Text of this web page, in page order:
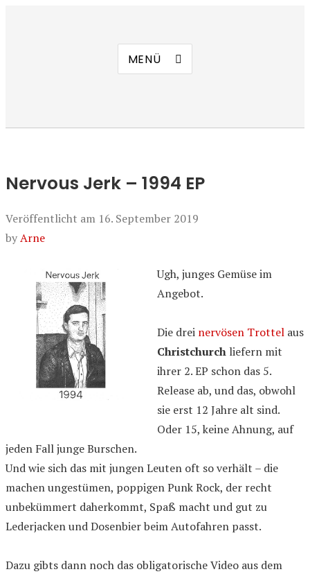
Manierenversagen
MENÜ
Nervous Jerk – 1994 EP
Veröffentlicht am 16. September 2019
byArne
Ugh, junges Gemüse im
Angebot.
Die drei nervösen Trottel aus
Christchurch liefern mit
ihrer 2. EP schon das 5.
Release ab, und das, obwohl
sie erst 12 Jahre alt sind.
Oder 15, keine Ahnung, auf
jeden Fall junge Burschen.
Und wie sich das mit jungen Leuten oft so verhält – die
machen ungestümen, poppigen Punk Rock, der recht
unbekümmert daherkommt, Spaß macht und gut zu
Lederjacken und Dosenbier beim Autofahren passt.
Dazu gibts dann noch das obligatorische Video aus dem